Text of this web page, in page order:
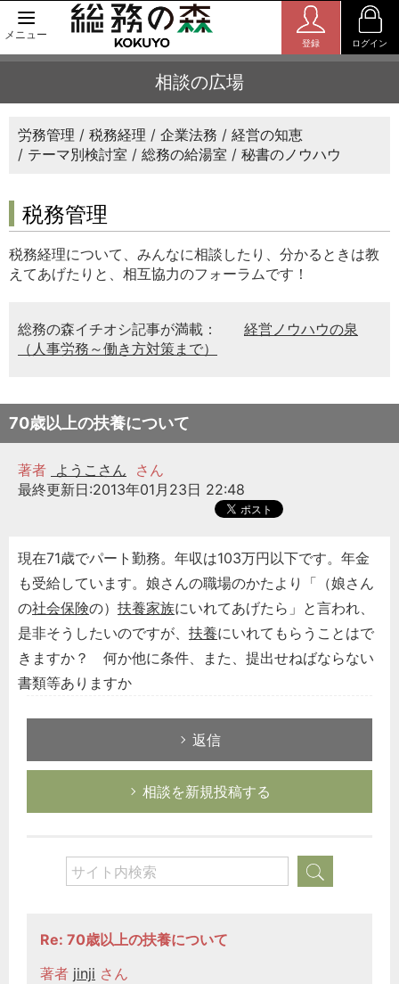
メニュー
登録 ログイン
相談の広場
労務管理 税務経理 企業法務
経営の知恵
テーマ別検討室
総務の給湯室 秘書のノウハウ
税務管理
税務経理について、みんなに相談したり、分かるときは教
えてあげたりと、相互協力のフォーラムです！
総務の森イチオシ記事が満載：
経営ノウハウの泉
（人事労務～働き方対策まで）
70歳以上の扶養について
著者 ようこさん
さん
最終更新日:2013年01月23日 22:48
現在71歳でパート勤務。年収は103万円以下です。年金
も受給しています。娘さんの職場のかたより「（娘さん
の社会保険の） 扶養家族にいれてあげたら」と言われ、
是非そうしたいのですが、 扶養にいれてもらうことはで
きますか？ 何か他に条件、また、提出せねばならない
書類等ありますか
返信
相談を新規投稿する
Re: 70歳以上の扶養について
著者 jinji さん